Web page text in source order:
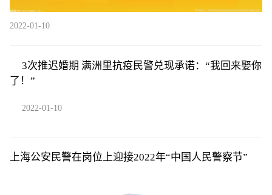
2022-01-10
3次推迟婚期 满洲里抗疫民警兑现承诺：“我回来娶你
了！”
2022-01-10
上海公安民警在岗位上迎接2022年“中国人民警察节”